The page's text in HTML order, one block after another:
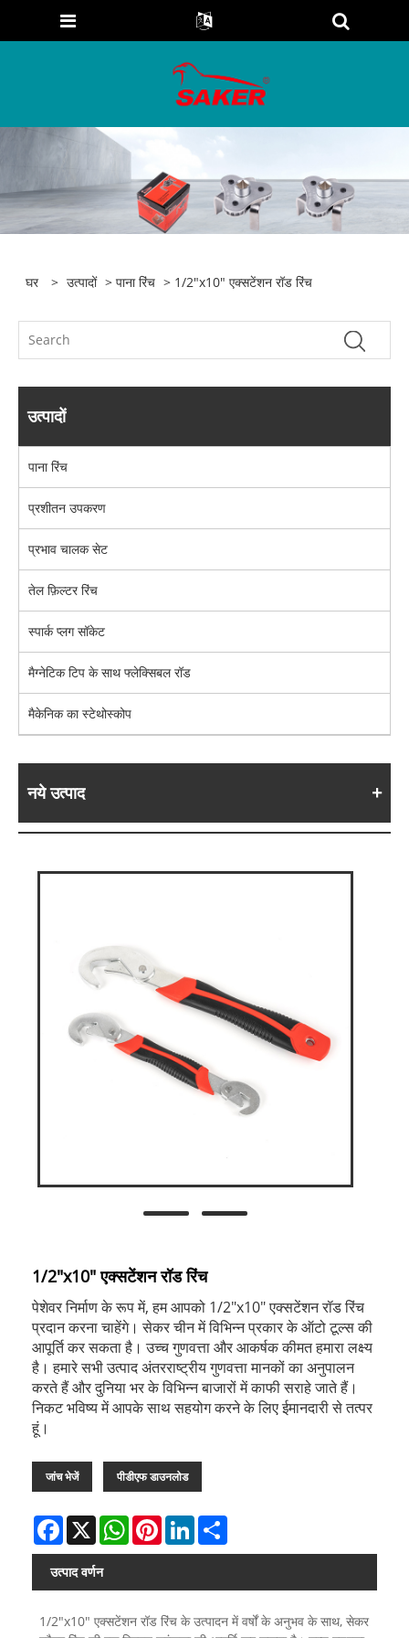
घर > उत्पादों >पाना रिंच > 1/2"x10" एक्सटेंशन रॉड रिंच
उत्पादों
पाना रिंच
प्रशीतन उपकरण
प्रभाव चालक सेट
तेल फ़िल्टर रिंच
स्पार्क प्लग सॉकेट
मैग्नेटिक टिप के साथ फ्लेक्सिबल रॉड
मैकेनिक का स्टेथोस्कोप
नये उत्पाद
1/2"x10" एक्सटेंशन रॉड रिंच
पेशेवर निर्माण के रूप में, हम आपको 1/2"x10" एक्सटेंशन रॉड रिंच
प्रदान करना चाहेंगे। सेकर चीन में विभिन्न प्रकार के ऑटो टूल्स की
आपूर्ति कर सकता है। उच्च गुणवत्ता और आकर्षक कीमत हमारा लक्ष्य
है। हमारे सभी उत्पाद अंतरराष्ट्रीय गुणवत्ता मानकों का अनुपालन
करते हैं और दुनिया भर के विभिन्न बाजारों में काफी सराहे जाते हैं।
निकट भविष्य में आपके साथ सहयोग करने के लिए ईमानदारी से तत्पर
हूं।
जांच भेजें पीडीएफ डाउनलोड
Facebook
X WhatsAppPinterestLinkedIn
उत्पाद वर्णन
1/2"x10" एक्सटेंशन रॉड रिंच के उत्पादन में वर्षों के अनुभव के साथ, सेकर